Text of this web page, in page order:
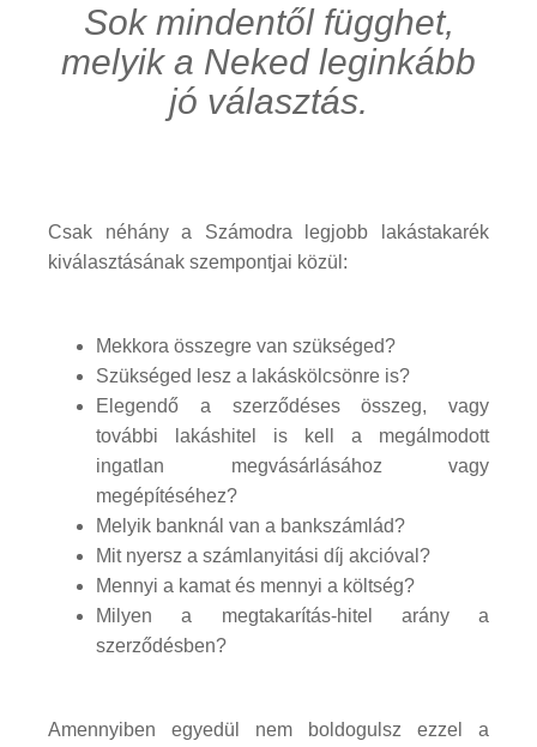
Sok mindentől függhet,
melyik a Neked leginkább
jó választás.
Csak néhány a Számodra legjobb lakástakarék
kiválasztásának szempontjai közül:
Mekkora összegre van szükséged?
Szükséged lesz a lakáskölcsönre is?
Elegendő a szerződéses összeg, vagy
további lakáshitel is kell a megálmodott
ingatlan megvásárlásához vagy
megépítéséhez?
Melyik banknál van a bankszámlád?
Mit nyersz a számlanyitási díj akcióval?
Mennyi a kamat és mennyi a költség?
Milyen a megtakarítás-hitel arány a
szerződésben?
Amennyiben egyedül nem boldogulsz ezzel a